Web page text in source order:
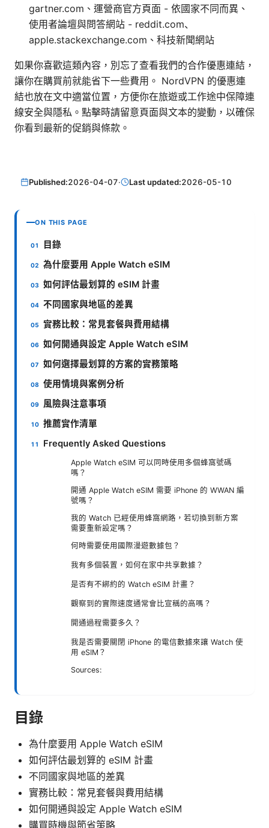
gartner.com、運營商官方頁面 - 依國家不同而異、
使用者論壇與問答網站 - reddit.com、
apple.stackexchange.com、科技新聞網站
如果你喜歡這類內容，別忘了查看我們的合作優惠連結，
讓你在購買前就能省下一些費用。 NordVPN 的優惠連
結也放在文中適當位置，方便你在旅遊或工作途中保障連
線安全與隱私。點擊時請留意頁面與文本的變動，以確保
你看到最新的促銷與條款。
Published:2026-04-07· Last updated:2026-05-10
ON THIS PAGE
目錄
為什麼要用 Apple Watch eSIM
如何評估最划算的 eSIM 計畫
不同國家與地區的差異
實務比較：常見套餐與費用結構
如何開通與設定 Apple Watch eSIM
如何選擇最划算的方案的實務策略
使用情境與案例分析
風險與注意事項
推薦實作清單
Frequently Asked Questions
Apple Watch eSIM 可以同時使用多個蜂窩號碼
嗎？
開通 Apple Watch eSIM 需要 iPhone 的 WWAN 編
號嗎？
我的 Watch 已經使用蜂窩網路，若切換到新方案
需要重新設定嗎？
何時需要使用國際漫遊數據包？
我有多個裝置，如何在家中共享數據？
是否有不綁約的 Watch eSIM 計畫？
觀察到的實際速度通常會比宣稱的高嗎？
開通過程需要多久？
我是否需要關閉 iPhone 的電信數據來讓 Watch 使
用 eSIM？
Sources:
目錄
為什麼要用 Apple Watch eSIM
如何評估最划算的 eSIM 計畫
不同國家與地區的差異
實務比較：常見套餐與費用結構
如何開通與設定 Apple Watch eSIM
購買時機與節省策略